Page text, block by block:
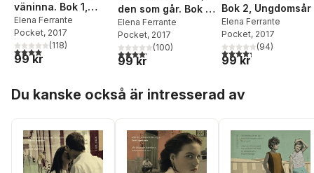
väninna. Bok 1,
Barndom och tonår
Elena Ferrante
Pocket, 2017
4,0utav 5 stjärnor. Totalt antal röster:
(118)
99 kr
den som går. Bok 3,
Åren mitt i livet
Elena Ferrante
Pocket, 2017
4,2utav 5 stjärnor. Totalt antal röster:
(100)
99 kr
Bok 2, Ungdomsår
Elena Ferrante
Pocket, 2017
4,3utav 5 stjärnor.
(94)
99 kr
Du kanske också är intresserad av